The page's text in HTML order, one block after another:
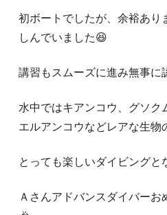
初ボートでしたが、余裕あり
しんでいました😆
講習もスムーズに進み無事に
水中ではキアンコウ、グソク
エルアンコウなどレアな生物
とっても楽しいダイビングと
Ａさんアドバンスダイバーお